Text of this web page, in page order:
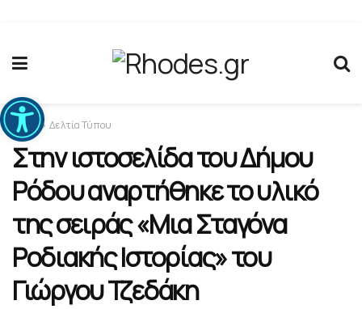
Ανοίξτε τη γραμμή εργαλείων
Home Δελτία Τύπου
Στην ιστοσελίδα του Δήμου
Ρόδου αναρτήθηκε το υλικό
της σειράς «Μια Σταγόνα
Ροδιακής Ιστορίας» του
Γιώργου Τζεδάκη